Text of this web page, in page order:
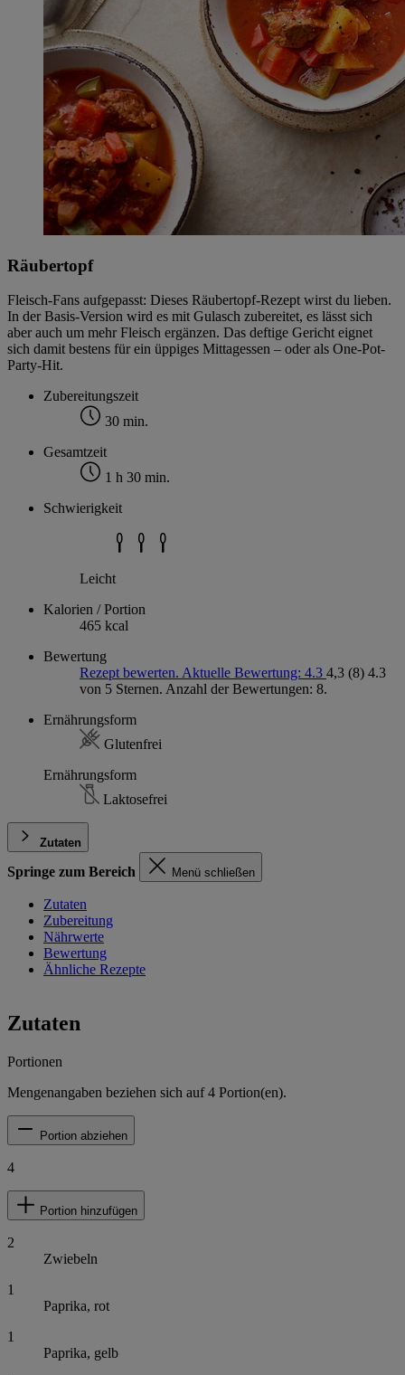
Räubertopf
Fleisch-Fans aufgepasst: Dieses Räubertopf-Rezept wirst du lieben.
In der Basis-Version wird es mit Gulasch zubereitet, es lässt sich
aber auch um mehr Fleisch ergänzen. Das deftige Gericht eignet
sich damit bestens für ein üppiges Mittagessen – oder als One-Pot-
Party-Hit.
Zubereitungszeit
30 min.
Gesamtzeit
1 h 30 min.
Schwierigkeit
Leicht
Kalorien / Portion
465 kcal
Bewertung
Rezept bewerten. Aktuelle Bewertung: 4.3 4,3 (8) 4.3
von 5 Sternen. Anzahl der Bewertungen: 8.
Ernährungsform
Glutenfrei
Ernährungsform
Laktosefrei
Zutaten
Springe zum Bereich Menü schließen
Zutaten
Zubereitung
Nährwerte
Bewertung
Ähnliche Rezepte
Zutaten
Portionen
Mengenangaben beziehen sich auf4 Portion(en).
Portion abziehen
4
Portion hinzufügen
2
Zwiebeln
1
Paprika, rot
1
Paprika, gelb